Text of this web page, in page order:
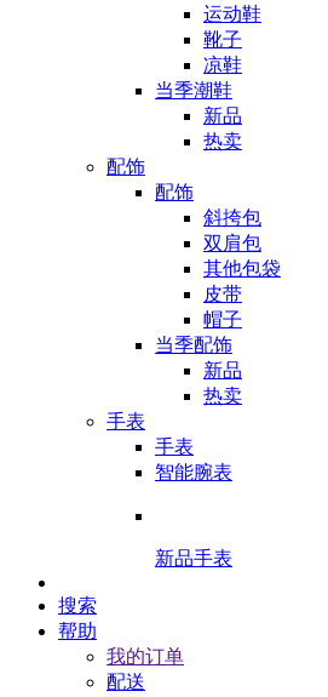
运动鞋
靴子
凉鞋
当季潮鞋
新品
热卖
配饰
配饰
斜挎包
双肩包
其他包袋
皮带
帽子
当季配饰
新品
热卖
手表
手表
智能腕表
新品手表
搜索
帮助
我的订单
配送